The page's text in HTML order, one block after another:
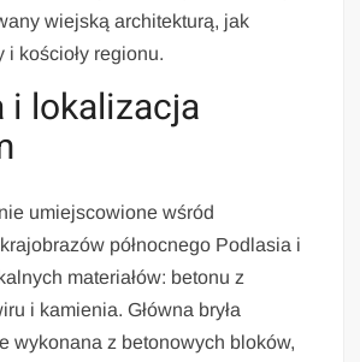
wiejską architekturą, jak
i kościoły regionu.
i lokalizacja
umiejscowione wśród
północnego Podlasia i
materiałów: betonu z
i kamienia. Główna bryła
wykonana z betonowych bloków,